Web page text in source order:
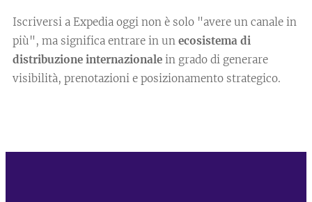
Iscriversi a Expedia oggi non è solo "avere un canale in
più", ma significa entrare in un ecosistema di
distribuzione internazionale in grado di generare
visibilità, prenotazioni e posizionamento strategico.